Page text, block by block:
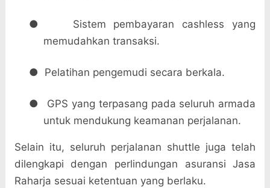
●
Sistem pembayaran cashless yang
memudahkan transaksi.
● Pelatihan pengemudi secara berkala.
●
GPS yang terpasang pada seluruh armada
untuk mendukung keamanan perjalanan.
Selain itu, seluruh perjalanan shuttle juga telah
dilengkapi dengan perlindungan asuransi Jasa
Raharja sesuai ketentuan yang berlaku.